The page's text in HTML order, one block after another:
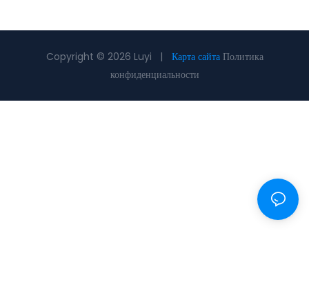
Copyright © 2026 Luyi | Карта сайта Политика
конфиденциальности